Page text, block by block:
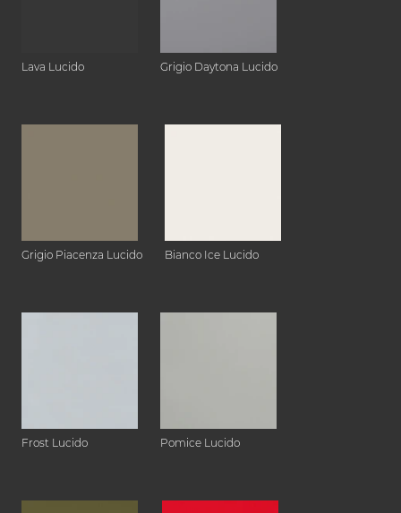
Lava Lucido Grigio Daytona Lucido
Grigio Piacenza Lucido Bianco Ice Lucido
Frost Lucido Pomice Lucido